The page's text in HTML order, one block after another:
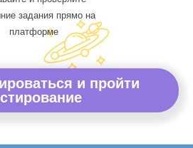
задания прямо на
платформе
и пройти